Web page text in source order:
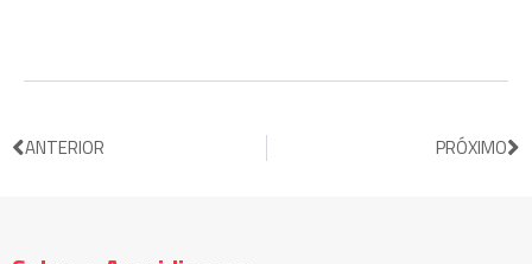
ANTERIOR PRÓXIMO